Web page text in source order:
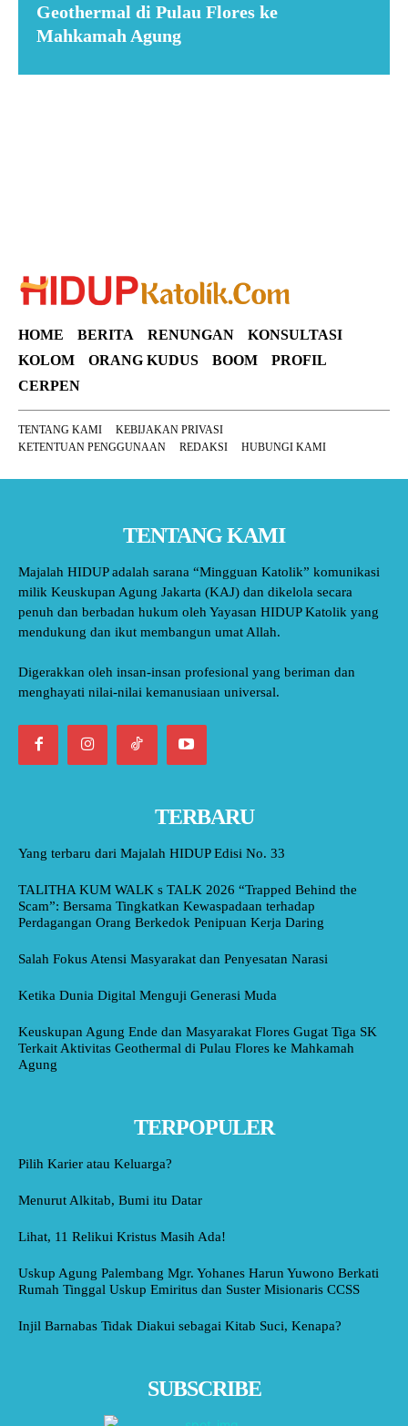
Geothermal di Pulau Flores ke
Mahkamah Agung
HOME BERITA RENUNGAN
KONSULTASI
KOLOM
ORANG KUDUS BOOM
PROFIL
CERPEN
TENTANG KAMI
KEBIJAKAN PRIVASI
KETENTUAN PENGGUNAAN
REDAKSI HUBUNGI KAMI
TENTANG KAMI
Majalah HIDUP adalah sarana “Mingguan Katolik” komunikasi
milik Keuskupan Agung Jakarta (KAJ) dan dikelola secara
penuh dan berbadan hukum oleh Yayasan HIDUP Katolik yang
mendukung dan ikut membangun umat Allah.
Digerakkan oleh insan-insan profesional yang beriman dan
menghayati nilai-nilai kemanusiaan universal.
TERBARU
Yang terbaru dari Majalah HIDUP Edisi No. 33
TALITHA KUM WALK s TALK 2026 “Trapped Behind the
Scam”: Bersama Tingkatkan Kewaspadaan terhadap
Perdagangan Orang Berkedok Penipuan Kerja Daring
Salah Fokus Atensi Masyarakat dan Penyesatan Narasi
Ketika Dunia Digital Menguji Generasi Muda
Keuskupan Agung Ende dan Masyarakat Flores Gugat Tiga SK
Terkait Aktivitas Geothermal di Pulau Flores ke Mahkamah
Agung
TERPOPULER
Pilih Karier atau Keluarga?
Menurut Alkitab, Bumi itu Datar
Lihat, 11 Relikui Kristus Masih Ada!
Uskup Agung Palembang Mgr. Yohanes Harun Yuwono Berkati
Rumah Tinggal Uskup Emiritus dan Suster Misionaris CCSS
Injil Barnabas Tidak Diakui sebagai Kitab Suci, Kenapa?
SUBSCRIBE